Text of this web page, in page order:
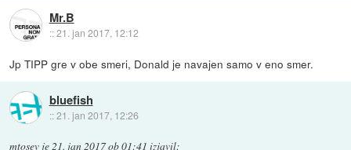
Mr.B
::21. jan 2017, 12:12
Jp TIPP gre v obe smeri, Donald je navajen samo v eno smer.
bluefish
::21. jan 2017, 12:26
mtosev je21. jan 2017 ob 01:41 izjavil: